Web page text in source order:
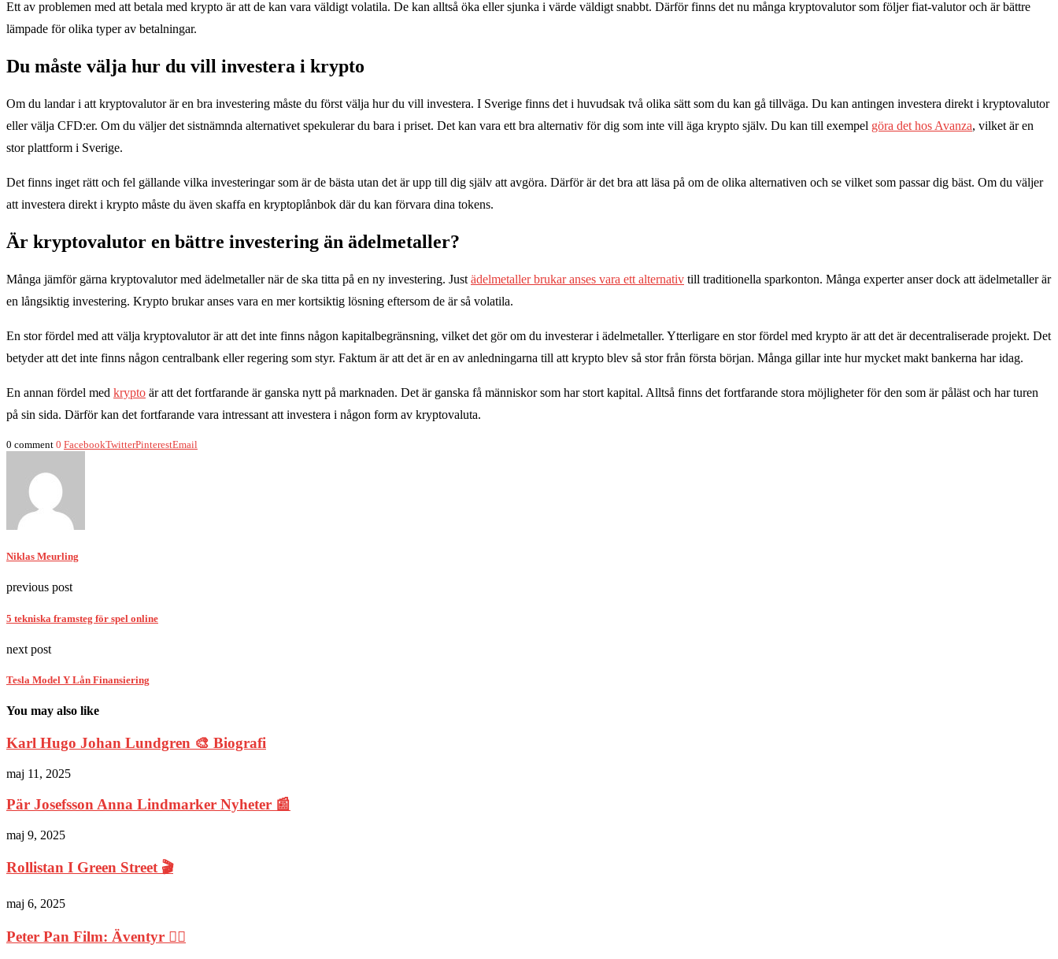
Ett av problemen med att betala med krypto är att de kan vara väldigt volatila. De kan alltså öka eller sjunka i värde väldigt snabbt. Därför finns det nu många kryptovalutor som följer fiat-valutor och är bättre
lämpade för olika typer av betalningar.
Du måste välja hur du vill investera i krypto
Om du landar i att kryptovalutor är en bra investering måste du först välja hur du vill investera. I Sverige finns det i huvudsak två olika sätt som du kan gå tillväga. Du kan antingen investera direkt i kryptovalutor
eller välja CFD:er. Om du väljer det sistnämnda alternativet spekulerar du bara i priset. Det kan vara ett bra alternativ för dig som inte vill äga krypto själv. Du kan till exempel göra det hos Avanza, vilket är en
stor plattform i Sverige.
Det finns inget rätt och fel gällande vilka investeringar som är de bästa utan det är upp till dig själv att avgöra. Därför är det bra att läsa på om de olika alternativen och se vilket som passar dig bäst. Om du väljer
att investera direkt i krypto måste du även skaffa en kryptoplånbok där du kan förvara dina tokens.
Är kryptovalutor en bättre investering än ädelmetaller?
Många jämför gärna kryptovalutor med ädelmetaller när de ska titta på en ny investering. Just ädelmetaller brukar anses vara ett alternativ till traditionella sparkonton. Många experter anser dock att ädelmetaller är
en långsiktig investering. Krypto brukar anses vara en mer kortsiktig lösning eftersom de är så volatila.
En stor fördel med att välja kryptovalutor är att det inte finns någon kapitalbegränsning, vilket det gör om du investerar i ädelmetaller. Ytterligare en stor fördel med krypto är att det är decentraliserade projekt. Det
betyder att det inte finns någon centralbank eller regering som styr. Faktum är att det är en av anledningarna till att krypto blev så stor från första början. Många gillar inte hur mycket makt bankerna har idag.
En annan fördel med krypto är att det fortfarande är ganska nytt på marknaden. Det är ganska få människor som har stort kapital. Alltså finns det fortfarande stora möjligheter för den som är påläst och har turen
på sin sida. Därför kan det fortfarande vara intressant att investera i någon form av kryptovaluta.
0 comment 0 FacebookTwitterPinterestEmail
Niklas Meurling
previous post
5 tekniska framsteg för spel online
next post
Tesla Model Y Lån Finansiering
You may also like
Karl Hugo Johan Lundgren 🎨 Biografi
maj 11, 2025
Pär Josefsson Anna Lindmarker Nyheter 📰
maj 9, 2025
Rollistan I Green Street 🎬
maj 6, 2025
Peter Pan Film: Äventyr 🧚‍♂️